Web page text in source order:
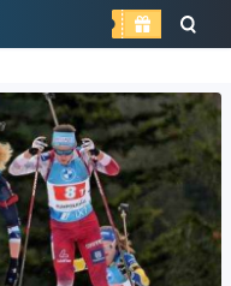
найти